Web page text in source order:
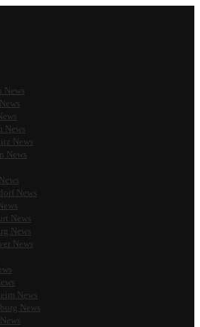
News
News
News
News
News
News
News
News
News
News